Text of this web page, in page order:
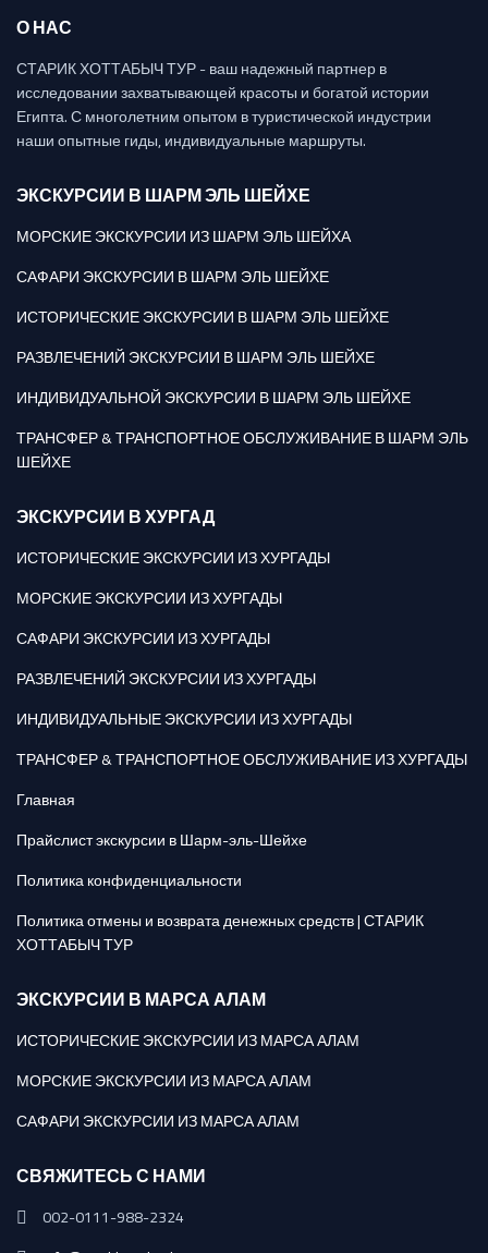
О НАС
СТАРИК ХОТТАБЫЧ ТУР - ваш надежный партнер в
исследовании захватывающей красоты и богатой истории
Египта. С многолетним опытом в туристической индустрии
наши опытные гиды, индивидуальные маршруты.
ЭКСКУРСИИ В ШАРМ ЭЛЬ ШЕЙХЕ
МОРСКИЕ ЭКСКУРСИИ ИЗ ШАРМ ЭЛЬ ШЕЙХА
САФАРИ ЭКСКУРСИИ В ШАРМ ЭЛЬ ШЕЙХЕ
ИСТОРИЧЕСКИЕ ЭКСКУРСИИ В ШАРМ ЭЛЬ ШЕЙХЕ
РАЗВЛЕЧЕНИЙ ЭКСКУРСИИ В ШАРМ ЭЛЬ ШЕЙХЕ
ИНДИВИДУАЛЬНОЙ ЭКСКУРСИИ В ШАРМ ЭЛЬ ШЕЙХЕ
ТРАНСФЕР & ТРАНСПОРТНОЕ ОБСЛУЖИВАНИЕ В ШАРМ ЭЛЬ
ШЕЙХЕ
ЭКСКУРСИИ В ХУРГАД
ИСТОРИЧЕСКИЕ ЭКСКУРСИИ ИЗ ХУРГАДЫ
МОРСКИЕ ЭКСКУРСИИ ИЗ ХУРГАДЫ
САФАРИ ЭКСКУРСИИ ИЗ ХУРГАДЫ
РАЗВЛЕЧЕНИЙ ЭКСКУРСИИ ИЗ ХУРГАДЫ
ИНДИВИДУАЛЬНЫЕ ЭКСКУРСИИ ИЗ ХУРГАДЫ
ТРАНСФЕР & ТРАНСПОРТНОЕ ОБСЛУЖИВАНИЕ ИЗ ХУРГАДЫ
Главная
Прайслист экскурсии в Шарм-эль-Шейхе
Политика конфиденциальности
Политика отмены и возврата денежных средств | СТАРИК
ХОТТАБЫЧ ТУР
ЭКСКУРСИИ В МАРСА АЛАМ
ИСТОРИЧЕСКИЕ ЭКСКУРСИИ ИЗ МАРСА АЛАМ
МОРСКИЕ ЭКСКУРСИИ ИЗ МАРСА АЛАМ
САФАРИ ЭКСКУРСИИ ИЗ МАРСА АЛАМ
СВЯЖИТЕСЬ С НАМИ
002-0111-988-2324